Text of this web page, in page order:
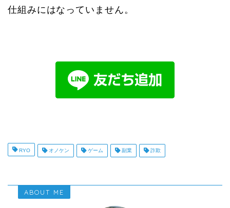
仕組みにはなっていません。
RYO オノケン ゲーム 副業 詐欺
ABOUT ME